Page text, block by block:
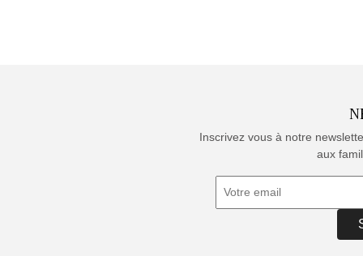
Inscrivez vous à notre
aux